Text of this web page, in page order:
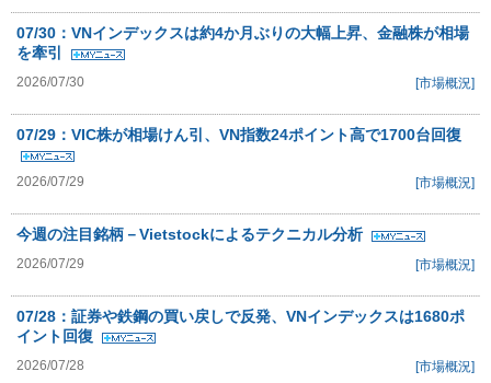
07/30：VNインデックスは約4か月ぶりの大幅上昇、金融株が相場
を牽引
2026/07/30 [市場概況]
07/29：VIC株が相場けん引、VN指数24ポイント高で1700台回復
2026/07/29 [市場概況]
今週の注目銘柄－Vietstockによるテクニカル分析
2026/07/29 [市場概況]
07/28：証券や鉄鋼の買い戻しで反発、VNインデックスは1680ポ
イント回復
2026/07/28 [市場概況]